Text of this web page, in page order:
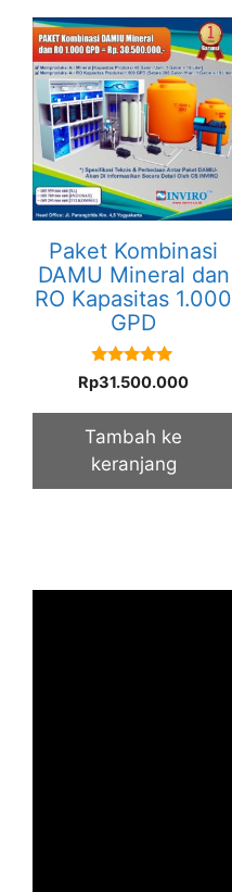
Paket Kombinasi
DAMU Mineral dan
RO Kapasitas 1.000
GPD
5.00
out of 5
Rp31.500.000
Tambah ke
keranjang